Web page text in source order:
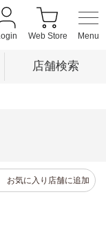
Web Store
店舗検索
お気に入り店舗に追加